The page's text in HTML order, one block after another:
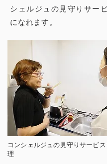
シェルジュの見守りサー
になれます。
コンシェルジュの見守りサービ
理